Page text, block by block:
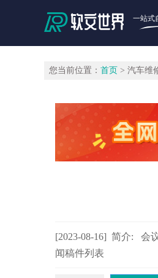
一站式
您当前位置： 首页 > 汽车维
[2023-08-16] 简介: 会
闻稿件列表